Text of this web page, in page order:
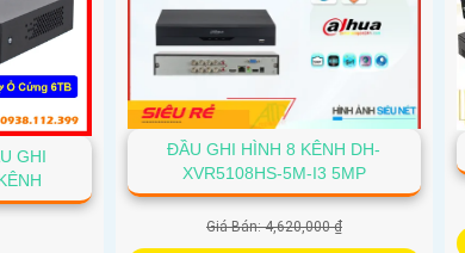
GHI
ĐẦU GHI HÌNH 8 KÊNH DH-
XVR5108HS-5M-I3 5MP
Giá Bán: 4,620,000 ₫